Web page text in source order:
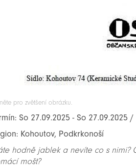
pro zvětšení obrázku.
So 27.09.2025 - So 27.09.2025
Kohoutov, Podkrkonoší
hodně jablek a nevíte co s nimi?
mošt?